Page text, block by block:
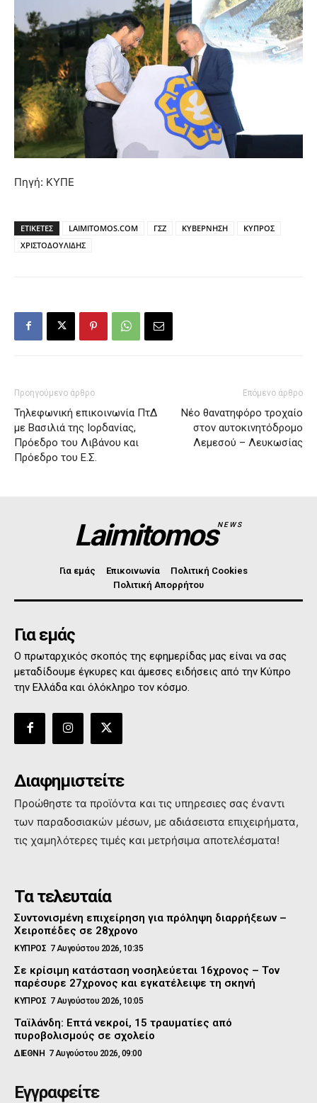
Πηγή: ΚΥΠΕ
ΕΤΙΚΕΤΕΣ LAIMITOMOS.COM ΓΣΖ ΚΥΒΕΡΝΗΣΗ
ΚΥΠΡΟΣ
ΧΡΙΣΤΟΔΟΥΛΙΔΗΣ
Προηγούμενο άρθρο
Τηλεφωνική επικοινωνία ΠτΔ
με Βασιλιά της Ιορδανίας,
Πρόεδρο του Λιβάνου και
Πρόεδρο του Ε.Σ.
Επόμενο άρθρο
Νέο θανατηφόρο τροχαίο
στον αυτοκινητόδρομο
Λεμεσού – Λευκωσίας
LaimitomosNEWS
Για εμάς Επικοινωνία
Πολιτική Cookies
Πολιτική Απορρήτου
Για εμάς
Ο πρωταρχικός σκοπός της εφημερίδας μας είναι να σας
μεταδίδουμε έγκυρες και άμεσες ειδήσεις από την Κύπρο
την Ελλάδα και όλόκληρο τον κόσμο.
Διαφημιστείτε
Προώθηστε τα προϊόντα και τις υπηρεσιες σας έναντι
των παραδοσιακών μέσων, με αδιάσειστα επιχειρήματα,
τις χαμηλότερες τιμές και μετρήσιμα αποτελέσματα!
Τα τελευταία
Συντονισμένη επιχείρηση για πρόληψη διαρρήξεων –
Χειροπέδες σε 28χρονο
ΚΥΠΡΟΣ 7 Αυγούστου 2026, 10:35
Σε κρίσιμη κατάσταση νοσηλεύεται 16χρονος – Τον
παρέσυρε 27χρονος και εγκατέλειψε τη σκηνή
ΚΥΠΡΟΣ 7 Αυγούστου 2026, 10:05
Ταϊλάνδη: Επτά νεκροί, 15 τραυματίες από
πυροβολισμούς σε σχολείο
ΔΙΕΘΝΗ 7 Αυγούστου 2026, 09:00
Εγγραφείτε